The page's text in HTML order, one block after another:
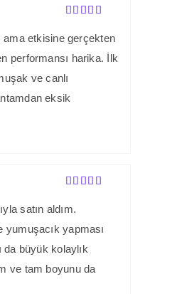
5oy aldı
ama etkisine gerçekten
performansı harika. İlk
ve canlı
eksik
5oy aldı
satın aldım.
yumuşacık yapması
büyük kolaylık
ve tam boyunu da